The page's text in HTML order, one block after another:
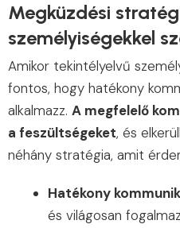
Megküzdési
személyiségekkel
Amikor tekintélyelvű
fontos, hogy hatékony
alkalmazz. A megfelelő
a feszültségeket, és
néhány stratégia, amit
Hatékony
és világosan